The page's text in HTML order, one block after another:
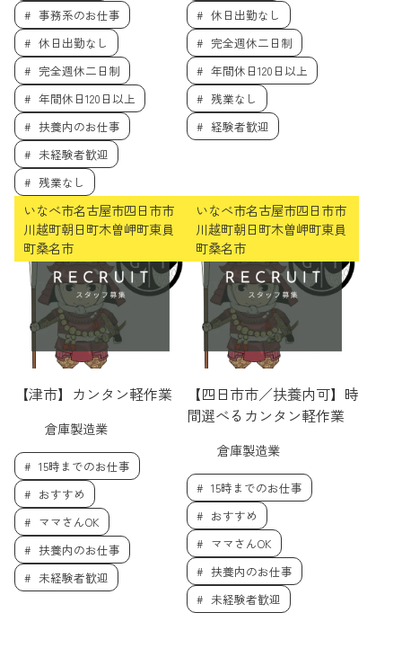
事務系のお仕事
休日出勤なし
完全週休二日制
年間休日120日以上
扶養内のお仕事
未経験者歓迎
残業なし
休日出勤なし
完全週休二日制
年間休日120日以上
残業なし
経験者歓迎
いなべ市名古屋市四日市市
川越町朝日町木曽岬町東員
町桑名市
【津市】カンタン軽作業
倉庫製造業
15時までのお仕事
おすすめ
ママさんOK
扶養内のお仕事
未経験者歓迎
いなべ市名古屋市四日市市
川越町朝日町木曽岬町東員
町桑名市
【四日市市／扶養内可】時
間選べるカンタン軽作業
倉庫製造業
15時までのお仕事
おすすめ
ママさんOK
扶養内のお仕事
未経験者歓迎